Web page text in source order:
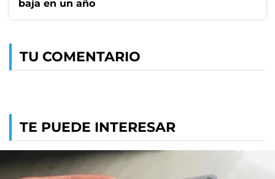
baja en un año
TU COMENTARIO
TE PUEDE INTERESAR